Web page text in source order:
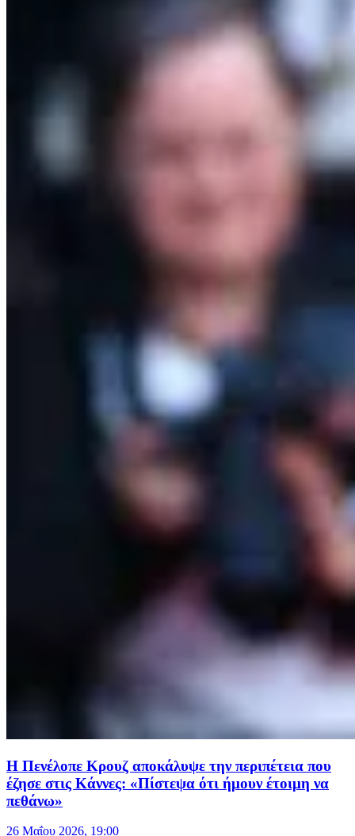
Η Πενέλοπε Κρουζ αποκάλυψε την περιπέτεια που
έζησε στις Κάννες: «Πίστεψα ότι ήμουν έτοιμη να
πεθάνω»
26 Μαΐου 2026, 19:00